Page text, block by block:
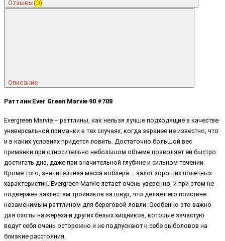
Отзывы(0)
Описание
Раттлин Ever Green Marvie 90 #708
Evergreen Marvie – раттлины, как нельзя лучше подходящие в качестве
универсальной приманки в тех случаях, когда заранее не известно, что
и в каких условиях придется ловить. Достаточно большой вес
приманки при относительно небольшом объеме позволяет ей быстро
достигать дна, даже при значительной глубине и сильном течении.
Кроме того, значительная масса воблера – залог хороших полетных
характеристик. Evergreen Marvie летает очень уверенно, и при этом не
подвержен захлестам тройников за шнур, что делает его поистине
незаменимым раттлином для береговой ловли. Особенно это важно
для охоты на жереха и других белых хищников, которые зачастую
ведут себя очень осторожно и не подпускают к себе рыболовов на
близкие расстояния.